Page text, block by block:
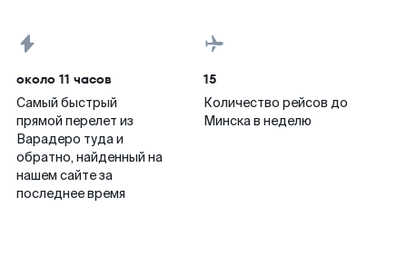
около 11 часов
Самый быстрый
прямой перелет из
Варадеро туда и
обратно, найденный на
нашем сайте за
последнее время
15
Количество рейсов до
Минска в неделю